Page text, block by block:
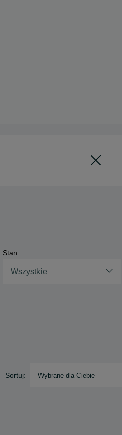
Stan
Wszystkie
Sortuj: Wybrane dla Ciebie